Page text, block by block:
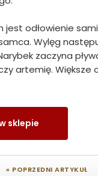
jest odłowienie
Wylęg
zaczyna
artemię. Większe
sklepie
« POPRZEDNI ARTYKUŁ